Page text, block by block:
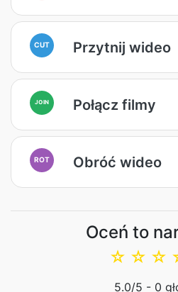
CUT Przytnij wideo
JOIN Połącz filmy
ROT Obróć wideo
Oceń to
☆
☆
☆
5.0/5 - 0